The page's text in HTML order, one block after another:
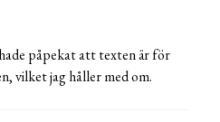
påpekat att texten är för
vilket jag håller med om.